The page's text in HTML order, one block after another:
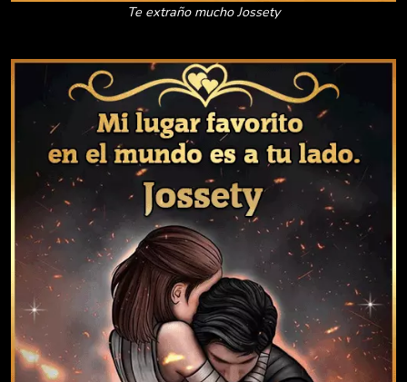
Te extraño mucho Jossety